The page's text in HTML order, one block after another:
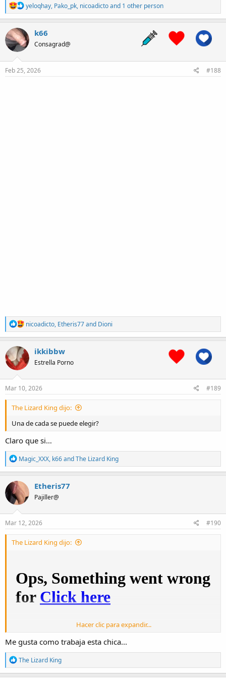
R
e
a
c
t
i
n
s
yeloqhay, Pako_pk, nicoadictoand 1 other person
k66
Consagrad@
Feb 25, 2026 #188
R
e
a
c
t
i
n
nicoadicto, Etheris77and Dioni
ikkibbw
Estrella Porno
Mar 10, 2026 #189
The Lizard King dijo:
Una de cada se puede elegir?
Claro que si…
R
e
a
c
t
i
o
n
s
Magic_XXX, k66andThe Lizard King
Etheris77
Pajiller@
Mar 12, 2026 #190
The Lizard King dijo:
Hacer clic para expandir...
Me gusta como trabaja esta chica...
R
e
a
The Lizard King